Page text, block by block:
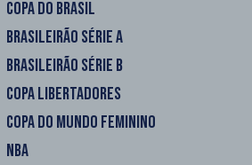
COPA DO BRASIL
BRASILEIRÃO SÉRIE A
BRASILEIRÃO SÉRIE B
COPA LIBERTADORES
COPA DO MUNDO FEMININO
NBA